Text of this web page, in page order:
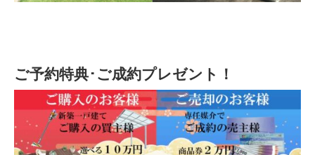
ご予約特典･ご成約プレゼント！